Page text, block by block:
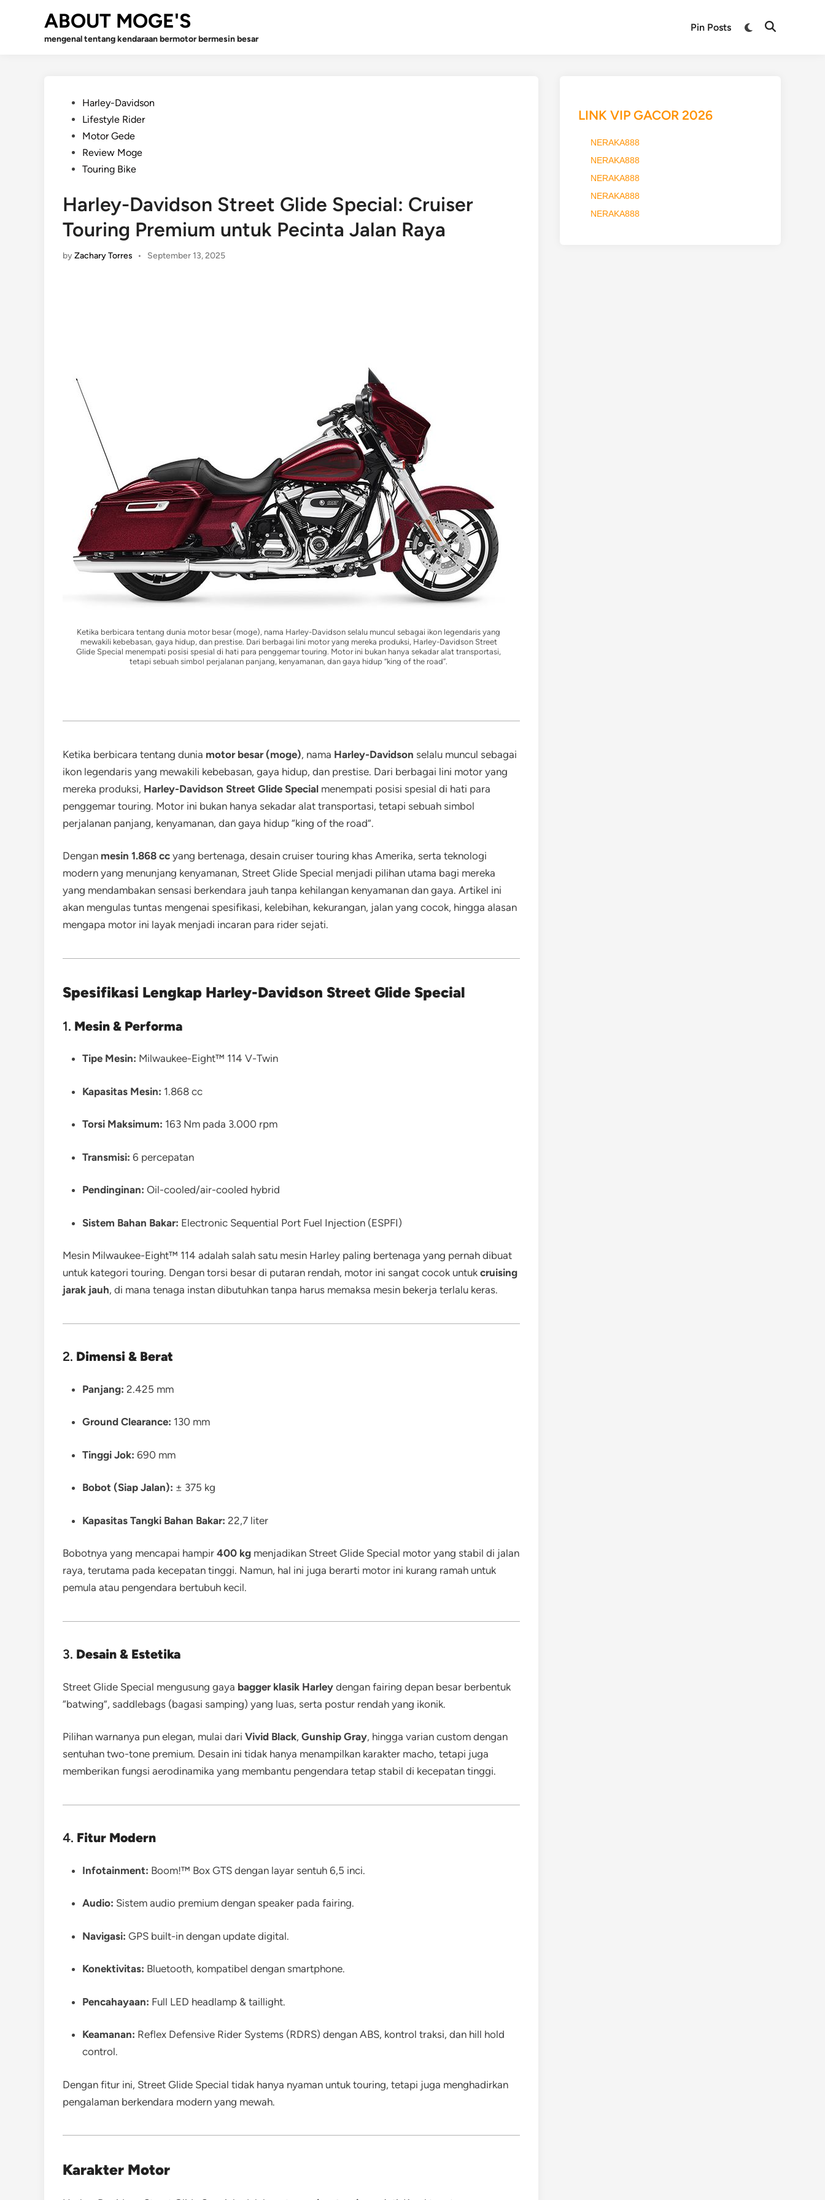
ABOUT MOGE'S
mengenal tentang kendaraan bermotor bermesin besar
Pin Posts
PostedHarley-Davidson
Lifestyle Rider
Motor Gede
Review Moge
Touring Bike
Harley-Davidson Street Glide Special: Cruiser
Touring Premium untuk Pecinta Jalan Raya
byZachary Torres • September 13, 2025
Ketika berbicara tentang dunia motor besar (moge), nama Harley-Davidson selalu muncul sebagai ikon legendaris yang
mewakili kebebasan, gaya hidup, dan prestise. Dari berbagai lini motor yang mereka produksi, Harley-Davidson Street
Glide Special menempati posisi spesial di hati para penggemar touring. Motor ini bukan hanya sekadar alat transportasi,
tetapi sebuah simbol perjalanan panjang, kenyamanan, dan gaya hidup “king of the road”.
Ketika berbicara tentang dunia motor besar (moge), nama Harley-Davidson selalu muncul sebagai
ikon legendaris yang mewakili kebebasan, gaya hidup, dan prestise. Dari berbagai lini motor yang
mereka produksi, Harley-Davidson Street Glide Special menempati posisi spesial di hati para
penggemar touring. Motor ini bukan hanya sekadar alat transportasi, tetapi sebuah simbol
perjalanan panjang, kenyamanan, dan gaya hidup “king of the road”.
Dengan mesin 1.868 cc yang bertenaga, desain cruiser touring khas Amerika, serta teknologi
modern yang menunjang kenyamanan, Street Glide Special menjadi pilihan utama bagi mereka
yang mendambakan sensasi berkendara jauh tanpa kehilangan kenyamanan dan gaya. Artikel ini
akan mengulas tuntas mengenai spesifikasi, kelebihan, kekurangan, jalan yang cocok, hingga alasan
mengapa motor ini layak menjadi incaran para rider sejati.
Spesifikasi Lengkap Harley-Davidson Street Glide Special
1. Mesin & Performa
Tipe Mesin: Milwaukee-Eight™ 114 V-Twin
Kapasitas Mesin: 1.868 cc
Torsi Maksimum: 163 Nm pada 3.000 rpm
Transmisi: 6 percepatan
Pendinginan: Oil-cooled/air-cooled hybrid
Sistem Bahan Bakar: Electronic Sequential Port Fuel Injection (ESPFI)
Mesin Milwaukee-Eight™ 114 adalah salah satu mesin Harley paling bertenaga yang pernah dibuat
untuk kategori touring. Dengan torsi besar di putaran rendah, motor ini sangat cocok untuk cruising
jarak jauh, di mana tenaga instan dibutuhkan tanpa harus memaksa mesin bekerja terlalu keras.
2. Dimensi & Berat
Panjang: 2.425 mm
Ground Clearance: 130 mm
Tinggi Jok: 690 mm
Bobot (Siap Jalan): ± 375 kg
Kapasitas Tangki Bahan Bakar: 22,7 liter
Bobotnya yang mencapai hampir 400 kg menjadikan Street Glide Special motor yang stabil di jalan
raya, terutama pada kecepatan tinggi. Namun, hal ini juga berarti motor ini kurang ramah untuk
pemula atau pengendara bertubuh kecil.
3. Desain & Estetika
Street Glide Special mengusung gaya bagger klasik Harley dengan fairing depan besar berbentuk
“batwing”, saddlebags (bagasi samping) yang luas, serta postur rendah yang ikonik.
Pilihan warnanya pun elegan, mulai dari Vivid Black, Gunship Gray, hingga varian custom dengan
sentuhan two-tone premium. Desain ini tidak hanya menampilkan karakter macho, tetapi juga
memberikan fungsi aerodinamika yang membantu pengendara tetap stabil di kecepatan tinggi.
4. Fitur Modern
Infotainment: Boom!™ Box GTS dengan layar sentuh 6,5 inci.
Audio: Sistem audio premium dengan speaker pada fairing.
Navigasi: GPS built-in dengan update digital.
Konektivitas: Bluetooth, kompatibel dengan smartphone.
Pencahayaan: Full LED headlamp & taillight.
Keamanan: Reflex Defensive Rider Systems (RDRS) dengan ABS, kontrol traksi, dan hill hold
control.
Dengan fitur ini, Street Glide Special tidak hanya nyaman untuk touring, tetapi juga menghadirkan
pengalaman berkendara modern yang mewah.
Karakter Motor
LINK VIP GACOR 2026
NERAKA888
NERAKA888
NERAKA888
NERAKA888
NERAKA888